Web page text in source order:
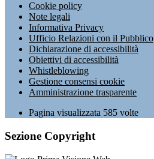
Cookie policy
Note legali
Informativa Privacy
Ufficio Relazioni con il Pubblico
Dichiarazione di accessibilità
Obiettivi di accessibilità
Whistleblowing
Gestione consensi cookie
Amministrazione trasparente
Pagina visualizzata 585 volte
Sezione Copyright